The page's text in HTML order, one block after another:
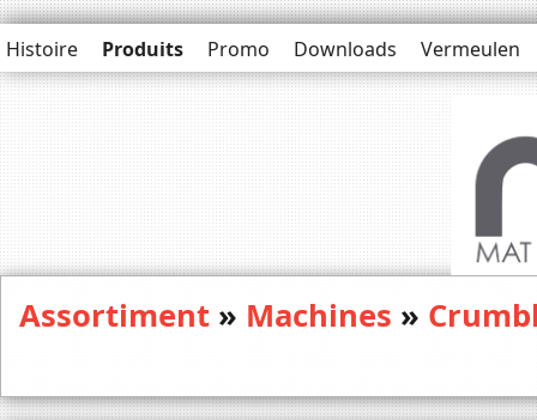
Histoire Produits Promo Downloads Vermeulen
Assortiment » Machines »